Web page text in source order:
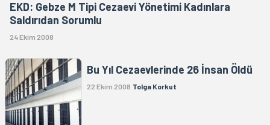
EKD: Gebze M Tipi Cezaevi Yönetimi Kadınlara
Saldırıdan Sorumlu
24 Ekim 2008
Bu Yıl Cezaevlerinde 26 İnsan Öldü
22 Ekim 2008 Tolga Korkut